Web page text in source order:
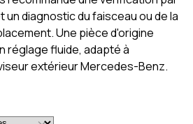
un diagnostic du faisceau ou de la
Une pièce d'origine
réglage fluide, adapté à
extérieur Mercedes-Benz.